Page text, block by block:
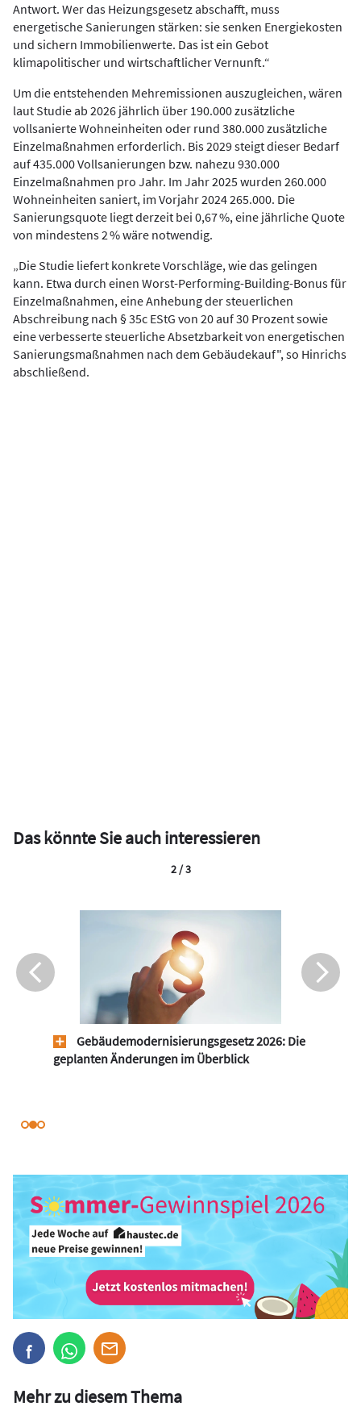
Antwort. Wer das Heizungsgesetz abschafft, muss
energetische Sanierungen stärken: sie senken Energiekosten
und sichern Immobilienwerte. Das ist ein Gebot
klimapolitischer und wirtschaftlicher Vernunft.“
Um die entstehenden Mehremissionen auszugleichen, wären
laut Studie ab 2026 jährlich über 190.000 zusätzliche
vollsanierte Wohneinheiten oder rund 380.000 zusätzliche
Einzelmaßnahmen erforderlich. Bis 2029 steigt dieser Bedarf
auf 435.000 Vollsanierungen bzw. nahezu 930.000
Einzelmaßnahmen pro Jahr. Im Jahr 2025 wurden 260.000
Wohneinheiten saniert, im Vorjahr 2024 265.000. Die
Sanierungsquote liegt derzeit bei 0,67 %, eine jährliche Quote
von mindestens 2 % wäre notwendig.
„Die Studie liefert konkrete Vorschläge, wie das gelingen
kann. Etwa durch einen Worst-Performing-Building-Bonus für
Einzelmaßnahmen, eine Anhebung der steuerlichen
Abschreibung nach § 35c EStG von 20 auf 30 Prozent sowie
eine verbesserte steuerliche Absetzbarkeit von energetischen
Sanierungsmaßnahmen nach dem Gebäudekauf", so Hinrichs
abschließend.
Das könnte Sie auch interessieren
Gebäudemodernisierungsgesetz 2026: Die
geplanten Änderungen im Überblick
2 / 3
Mehr zu diesem Thema